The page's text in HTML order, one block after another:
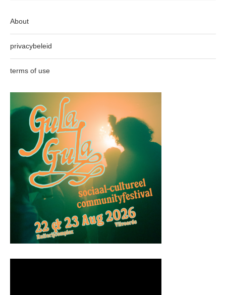
About
privacybeleid
terms of use